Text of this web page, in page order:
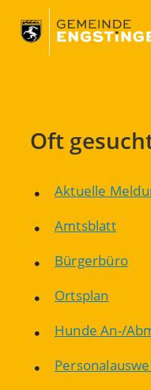
Oft
Aktuelle
Amtsblatt
Bürgerbüro
Ortsplan
Hunde An-/